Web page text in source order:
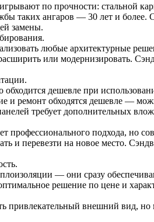
по прочности: стальной
таких ангаров — 30 лет и
замены.
любые архитектурные
или модернизировать.
обходится дешевле при
и ремонт обходятся дешевле —
требует дополнительных
профессионального подхода, но
и перевезти на новое место.
— они сразу
решение по цене и
привлекательный внешний вид,